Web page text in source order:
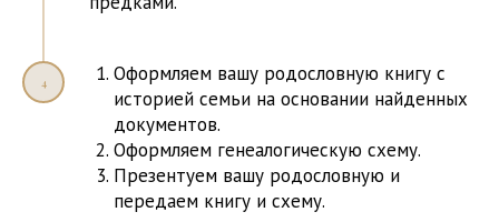
Оформляем вашу родословную книгу с
историей семьи на основании найденных
документов.
Оформляем генеалогическую схему.
Презентуем вашу родословную и
передаем книгу и схему.